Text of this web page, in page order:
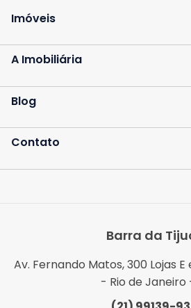
Imóveis
A Imobiliária
Blog
Contato
Barra da
Av. Fernando Matos, 300 Lojas
- Rio de Janeiro